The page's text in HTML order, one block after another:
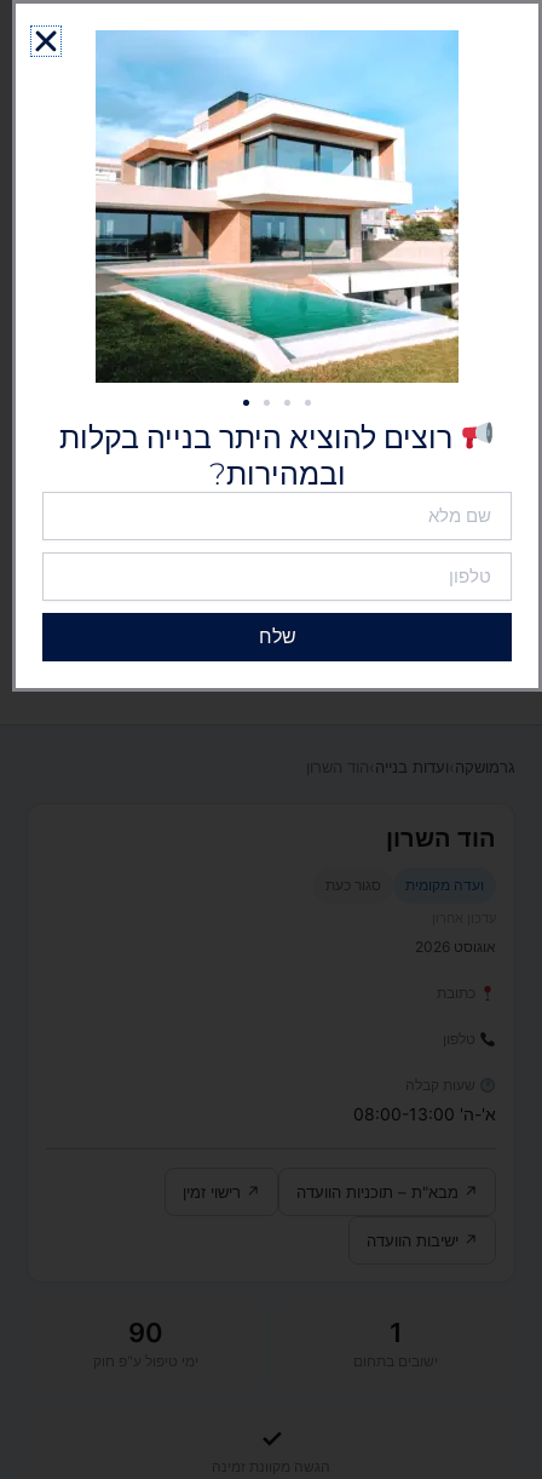
גרמושקה - הוצאת היתר בנייה
גרמושקה ועדות בנייה
הוד השרון
ועדה מקומית סגור כעת
אוגוסט 2026
כתובת
טלפון
שעות קבלה
א'-ה' 08:00-13:00
↗ מבא"ת – תוכניות הוועדה ↗ רישוי זמין
↗ ישיבות הוועדה
1
90
✓
רוצים להוציא היתר בנייה בקלות
ובמהירות?
מלא
שלח